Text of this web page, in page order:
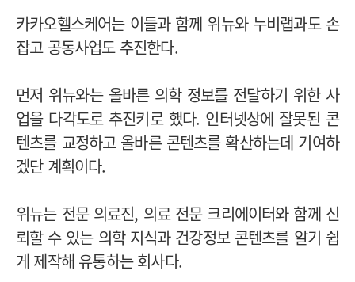
카카오헬스케어는 이들과 함께 위뉴와 누비랩과도 손
잡고 공동사업도 추진한다.
먼저 위뉴와는 올바른 의학 정보를 전달하기 위한 사
업을 다각도로 추진키로 했다. 인터넷상에 잘못된 콘
텐츠를 교정하고 올바른 콘텐츠를 확산하는데 기여하
겠단 계획이다.
위뉴는 전문 의료진, 의료 전문 크리에이터와 함께 신
뢰할 수 있는 의학 지식과 건강정보 콘텐츠를 알기 쉽
게 제작해 유통하는 회사다.